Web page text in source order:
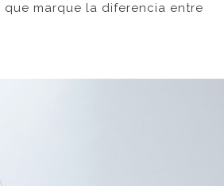
que marque la diferencia entre